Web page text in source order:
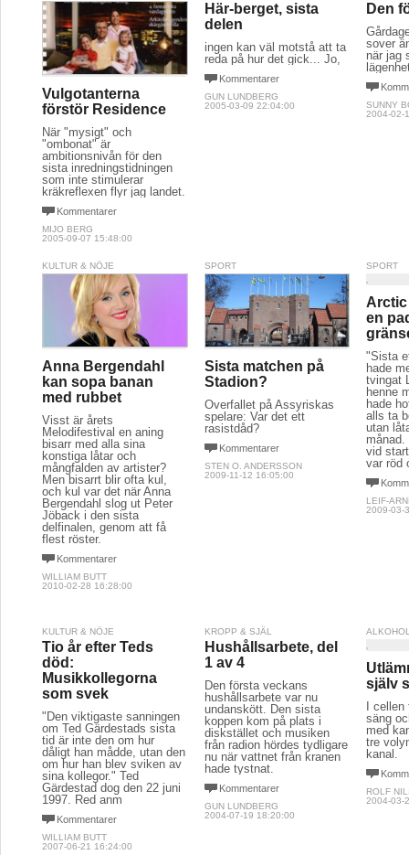
Vulgotanterna
förstör Residence
När "mysigt" och
"ombonat" är
ambitionsnivån för den
sista inredningstidningen
som inte stimulerar
kräkreflexen flyr jag landet.
Kommentarer
MIJO BERG
2005-09-07 15:48:00
Här-berget, sista
delen
ingen kan väl motstå att ta
reda på hur det gick... Jo,
Kommentarer
GUN LUNDBERG
2005-03-09 22:04:00
Den
sover
när jag
SUNNY
2004-02-
KULTUR & NÖJE
Anna Bergendahl
kan sopa banan
med rubbet
Visst är årets
Melodifestival en aning
bisarr med alla sina
konstiga låtar och
mångfalden av artister?
Men bisarrt blir ofta kul,
och kul var det när Anna
Bergendahl slog ut Peter
Jöback i den sista
delfinalen, genom att få
flest röster.
Kommentarer
WILLIAM BUTT
2010-02-28 16:28:00
SPORT
Sista matchen på
Stadion?
Överfallet på Assyriskas
spelare: Var det ett
rasistdåd?
Kommentarer
STEN O. ANDERSSON
2009-11-12 16:05:00
SPORT
Arctic
en
"Sista
hade
tvingat
henne
hade
alls ta
utan
månad.
vid
var röd
LEIF-
2009-03-
KULTUR & NÖJE
Tio år efter Teds
död:
Musikkollegorna
som svek
"Den viktigaste sanningen
om Ted Gärdestads sista
tid är inte den om hur
dåligt han mådde, utan den
om hur han blev sviken av
sina kollegor." Ted
Gärdestad dog den 22 juni
1997. Red anm
Kommentarer
WILLIAM BUTT
2007-06-21 16:24:00
KROPP & SJÄL
Hushållsarbete, del
1 av 4
Den första veckans
hushållsarbete var nu
undanskött. Den sista
koppen kom på plats i
diskstället och musiken
från radion hördes tydligare
nu när vattnet från kranen
hade tystnat.
Kommentarer
GUN LUNDBERG
2004-07-19 18:20:00
själv
I cellen
säng
med
tre
kanal.
ROLF
2004-03-